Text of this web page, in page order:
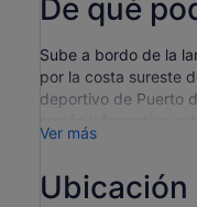
De qué
Sube a bordo de la
por la costa sureste
deportivo de Puerto
seguridad antes de
Después, busca
marinas con la ayuda
Ver más
Ubicación